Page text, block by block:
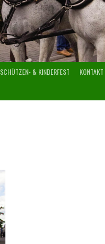
SCHÜTZEN- & KINDERFEST